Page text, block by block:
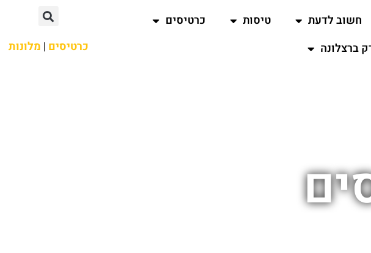
חשוב לדעת טיסות
כרטיסים
ברצלונה כרטיסים | מלונות